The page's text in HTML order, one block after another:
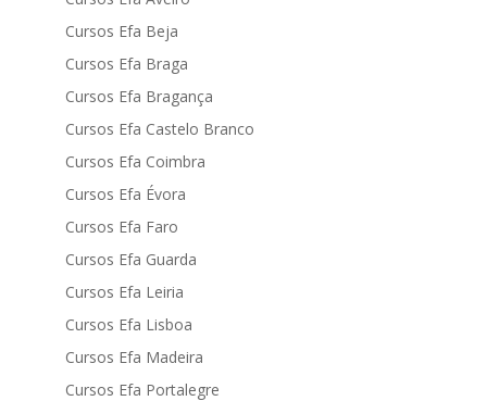
Cursos Efa Beja
Cursos Efa Braga
Cursos Efa Bragança
Cursos Efa Castelo Branco
Cursos Efa Coimbra
Cursos Efa Évora
Cursos Efa Faro
Cursos Efa Guarda
Cursos Efa Leiria
Cursos Efa Lisboa
Cursos Efa Madeira
Cursos Efa Portalegre